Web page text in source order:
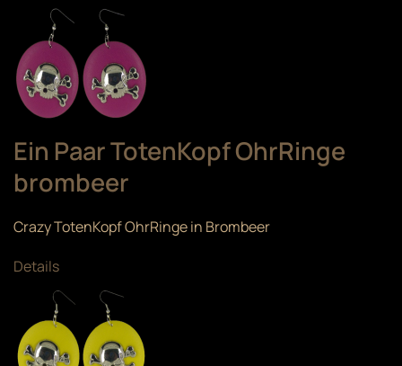
Ein Paar TotenKopf OhrRinge
brombeer
Crazy TotenKopf OhrRinge in Brombeer
Details